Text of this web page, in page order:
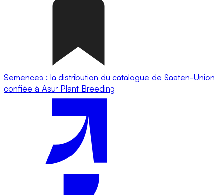
Semences : la distribution du catalogue de Saaten-Union
confiée à Asur Plant Breeding